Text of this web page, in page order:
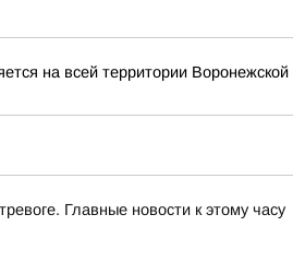
на всей территории Воронежской
Главные новости к этому часу